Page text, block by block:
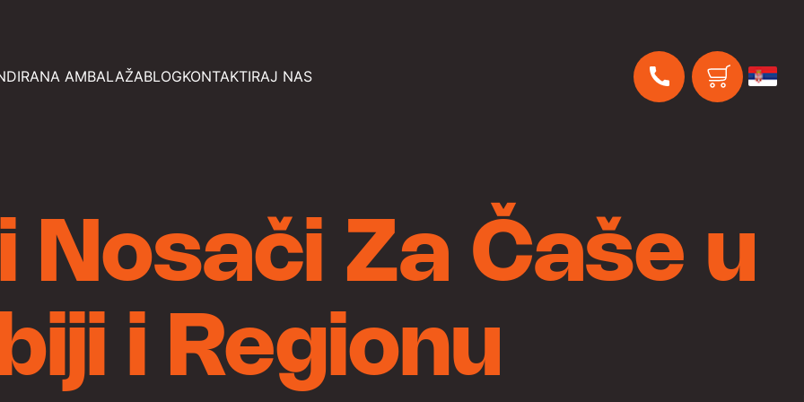
AMBALAŽABLOGKONTAKTIRAJ NAS
Nosači Za Čaše u
i Regionu